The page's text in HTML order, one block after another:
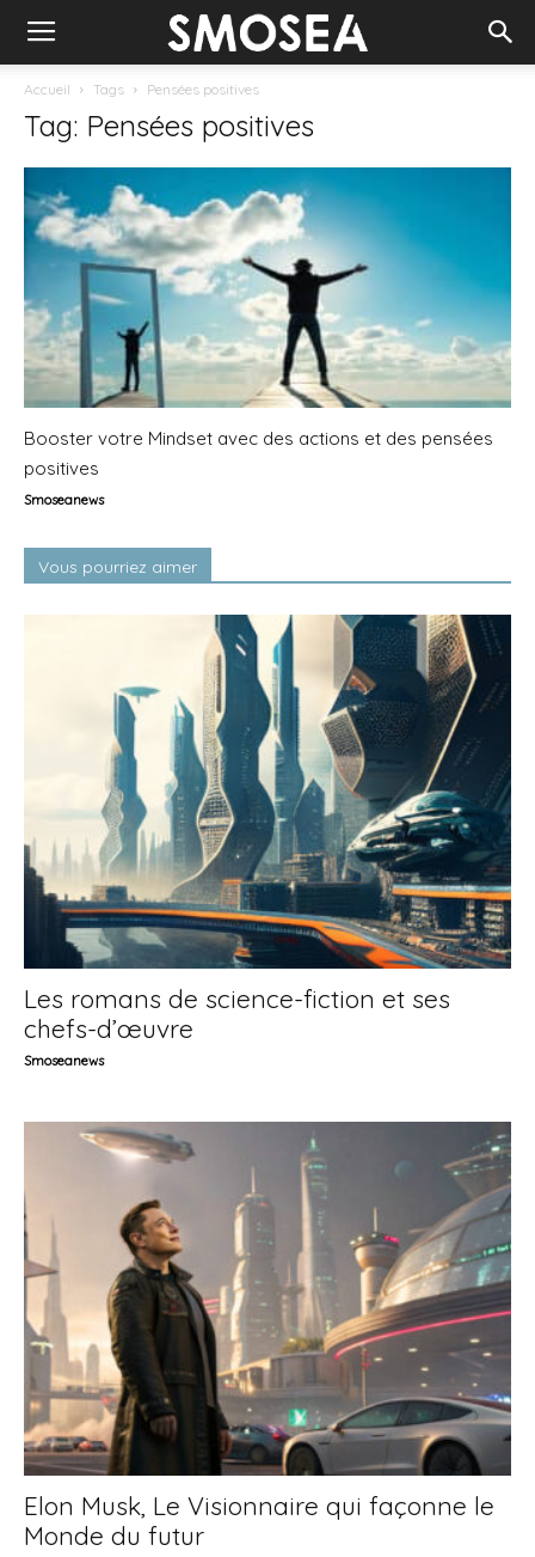
Accueil Tags Pensées positives
Tag: Pensées positives
Booster votre Mindset avec des actions et des pensées
positives
Smoseanews
Vous pourriez aimer
Les romans de science-fiction et ses
chefs-d’œuvre
Smoseanews
Elon Musk, Le Visionnaire qui façonne le
Monde du futur